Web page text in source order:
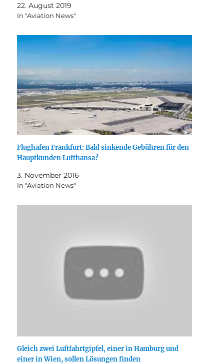
22. August 2019
In "Aviation News"
Flughafen Frankfurt: Bald sinkende Gebühren für den
Hauptkunden Lufthansa?
3. November 2016
In "Aviation News"
Gleich zwei Luftfahrtgipfel, einer in Hamburg und
einer in Wien, sollen Lösungen finden